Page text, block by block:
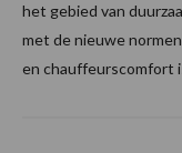
het gebied van
met de nieuwe
en chauffeurscomfort